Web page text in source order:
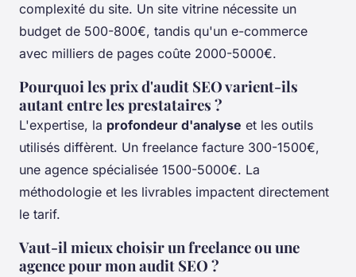
complexité du site. Un site vitrine nécessite un
budget de 500-800€, tandis qu'un e-commerce
avec milliers de pages coûte 2000-5000€.
Pourquoi les prix d'audit SEO varient-ils
autant entre les prestataires ?
L'expertise, la profondeur d'analyse et les outils
utilisés diffèrent. Un freelance facture 300-1500€,
une agence spécialisée 1500-5000€. La
méthodologie et les livrables impactent directement
le tarif.
Vaut-il mieux choisir un freelance ou une
agence pour mon audit SEO ?